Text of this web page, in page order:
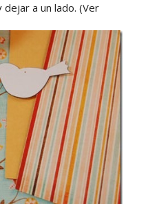
a un lado. (Ver